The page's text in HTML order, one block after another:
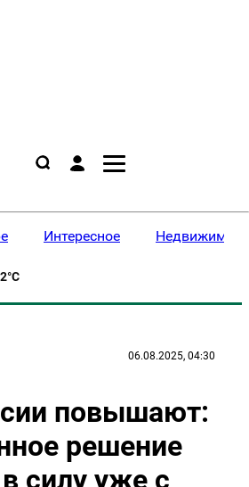
Интересное
06.08.2025, 04:30
повышают:
решение
силу уже с